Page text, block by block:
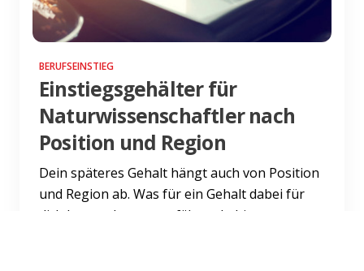
BERUFSEINSTIEG
Einstiegsgehälter für
Naturwissenschaftler nach
Position und Region
Dein späteres Gehalt hängt auch von Position
und Region ab. Was für ein Gehalt dabei für
dich heraus kommt, erfährst du hier.